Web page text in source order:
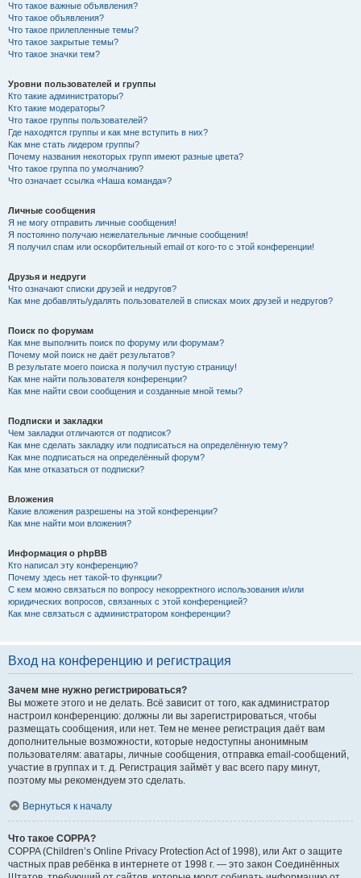
Что такое важные объявления?
Что такое объявления?
Что такое прилепленные темы?
Что такое закрытые темы?
Что такое значки тем?
Уровни пользователей и группы
Кто такие администраторы?
Кто такие модераторы?
Что такое группы пользователей?
Где находятся группы и как мне вступить в них?
Как мне стать лидером группы?
Почему названия некоторых групп имеют разные цвета?
Что такое группа по умолчанию?
Что означает ссылка «Наша команда»?
Личные сообщения
Я не могу отправить личные сообщения!
Я постоянно получаю нежелательные личные сообщения!
Я получил спам или оскорбительный email от кого-то с этой конференции!
Друзья и недруги
Что означают списки друзей и недругов?
Как мне добавлять/удалять пользователей в списках моих друзей и недругов?
Поиск по форумам
Как мне выполнить поиск по форуму или форумам?
Почему мой поиск не даёт результатов?
В результате моего поиска я получил пустую страницу!
Как мне найти пользователя конференции?
Как мне найти свои сообщения и созданные мной темы?
Подписки и закладки
Чем закладки отличаются от подписок?
Как мне сделать закладку или подписаться на определённую тему?
Как мне подписаться на определённый форум?
Как мне отказаться от подписки?
Вложения
Какие вложения разрешены на этой конференции?
Как мне найти мои вложения?
Информация о phpBB
Кто написал эту конференцию?
Почему здесь нет такой-то функции?
С кем можно связаться по вопросу некорректного использования и/или
юридических вопросов, связанных с этой конференцией?
Как мне связаться с администратором конференции?
Вход на конференцию и регистрация
Зачем мне нужно регистрироваться?
Вы можете этого и не делать. Всё зависит от того, как администратор
настроил конференцию: должны ли вы зарегистрироваться, чтобы
размещать сообщения, или нет. Тем не менее регистрация даёт вам
дополнительные возможности, которые недоступны анонимным
пользователям: аватары, личные сообщения, отправка email-сообщений,
участие в группах и т. д. Регистрация займёт у вас всего пару минут,
поэтому мы рекомендуем это сделать.
Вернуться к началу
Что такое COPPA?
COPPA (Children’s Online Privacy Protection Act of 1998), или Акт о защите
частных прав ребёнка в интернете от 1998 г. — это закон Соединённых